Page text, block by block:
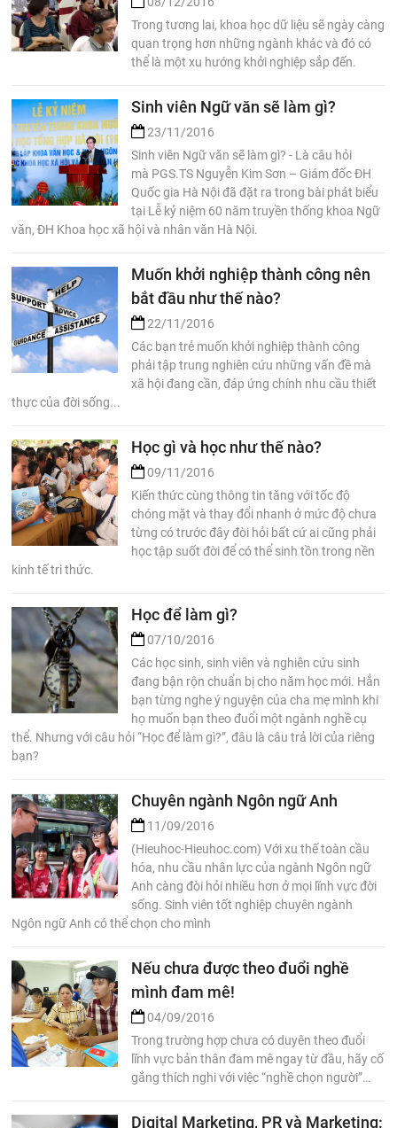
Trong tương lai, khoa học dữ liệu sẽ ngày càng
quan trọng hơn những ngành khác và đó có
thể là một xu hướng khởi nghiệp sắp đến.
Sinh viên Ngữ văn sẽ làm gì?
23/11/2016
Sinh viên Ngữ văn sẽ làm gì? - Là câu hỏi
mà PGS.TS Nguyễn Kim Sơn – Giám đốc ĐH
Quốc gia Hà Nội đã đặt ra trong bài phát biểu
tại Lễ kỷ niệm 60 năm truyền thống khoa Ngữ
văn, ĐH Khoa học xã hội và nhân văn Hà Nội.
Muốn khởi nghiệp thành công nên
bắt đầu như thế nào?
22/11/2016
Các bạn trẻ muốn khởi nghiệp thành công
phải tập trung nghiên cứu những vấn đề mà
xã hội đang cần, đáp ứng chính nhu cầu thiết
thực của đời sống...
Học gì và học như thế nào?
09/11/2016
Kiến thức cùng thông tin tăng với tốc độ
chóng mặt và thay đổi nhanh ở mức độ chưa
từng có trước đây đòi hỏi bất cứ ai cũng phải
học tập suốt đời để có thể sinh tồn trong nền
kinh tế tri thức.
Học để làm gì?
07/10/2016
Các học sinh, sinh viên và nghiên cứu sinh
đang bận rộn chuẩn bị cho năm học mới. Hẳn
bạn từng nghe ý nguyện của cha mẹ mình khi
họ muốn bạn theo đuổi một ngành nghề cụ
thể. Nhưng với câu hỏi “Học để làm gì?”, đâu là câu trả lời của riêng
bạn?
Chuyên ngành Ngôn ngữ Anh
11/09/2016
(Hieuhoc-Hieuhoc.com) Với xu thế toàn cầu
hóa, nhu cầu nhân lực của ngành Ngôn ngữ
Anh càng đòi hỏi nhiều hơn ở mọi lĩnh vực đời
sống. Sinh viên tốt nghiệp chuyên ngành
Ngôn ngữ Anh có thể chọn cho mình
Nếu chưa được theo đuổi nghề
mình đam mê!
04/09/2016
Trong trường hợp chưa có duyên theo đuổi
lĩnh vực bản thân đam mê ngay từ đầu, hãy cố
gắng thích nghi với việc “nghề chọn người”…
Digital Marketing, PR và Marketing: